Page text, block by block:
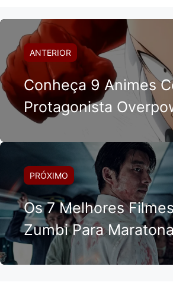
ANTERIOR
Conheça 9 Animes
Protagonista
PRÓXIMO
Os 7 Melhores
Zumbi Para